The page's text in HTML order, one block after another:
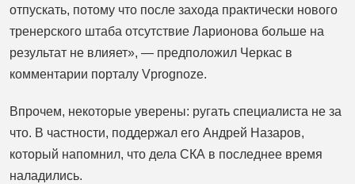
отпускать, потому что после захода практически нового
тренерского штаба отсутствие Ларионова больше на
результат не влияет», — предположил Черкас в
комментарии порталу Vprognoze.
Впрочем, некоторые уверены: ругать специалиста не за
что. В частности, поддержал его Андрей Назаров,
который напомнил, что дела СКА в последнее время
наладились.